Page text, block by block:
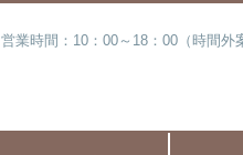
営業時間：10：00～18：00（時間